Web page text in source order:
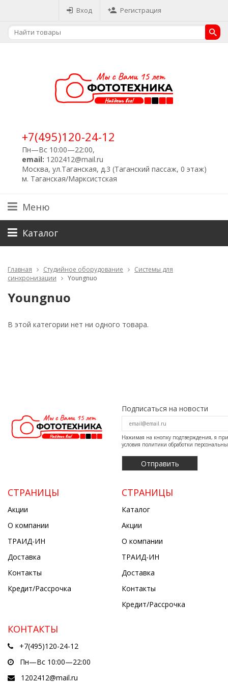
Вход Регистрация
+7(495)120-24-12
Пн—Вс 10:00—22:00,
email: 1202412@mail.ru
Москва, ул.Таганская, д.3 (Таганский пассаж, 0 этаж)
м. Таганская/Марксистская
Меню
Каталог
Главная Студийное оборудование
Системы для
синхронизации
Youngnuo
Youngnuo
В этой категории нет ни одного товара.
Подписаться на новости
Нажимая на кнопку подтверждения, я
условия политики обработки
СТРАНИЦЫ
Акции
О компании
ТРАИД-ИН
Доставка
Контакты
Кредит/Рассрочка
СТРАНИЦЫ
Каталог
Акции
О компании
ТРАИД-ИН
Доставка
Контакты
Кредит/Рассрочка
КОНТАКТЫ
+7(495)120-24-12
Пн—Вс 10:00—22:00
1202412@mail.ru